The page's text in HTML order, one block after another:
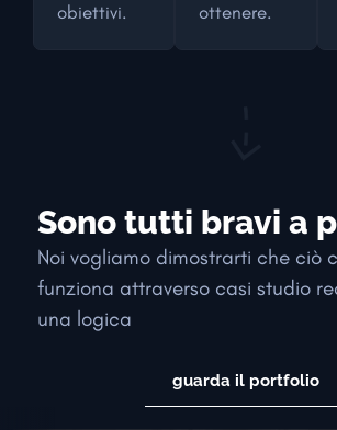
obiettivi.
ottenere.
Sono tutti bravi a
Noi vogliamo dimostrarti che ciò
funziona attraverso casi studio
una logica
guarda il portfolio